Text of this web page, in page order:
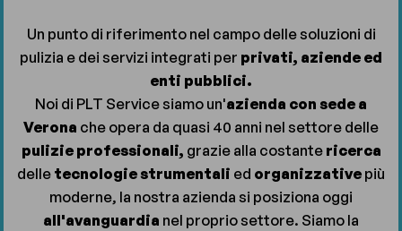
Un punto di riferimento nel campo delle soluzioni di
pulizia e dei servizi integrati per privati, aziende ed
enti pubblici.
Noi di PLT Service siamo un'azienda con sede a
Verona che opera da quasi 40 anni nel settore delle
pulizie professionali, grazie alla costantericerca
delletecnologiestrumentali ed organizzativepiù
moderne, la nostra azienda si posiziona oggi
all'avanguardia nel proprio settore. Siamo la